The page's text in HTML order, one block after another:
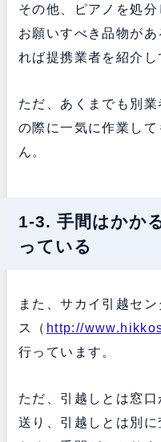
その他、ピアノを処
お願いすべき品物が
れば提携業者を紹介し
ただ、あくまでも別
の際に一気に作業し
ん。
1-3. 手間はかか
っている
また、サカイ引越セ
ス（ http://
行っています。
ただ、引越しとは窓
送り、引越しとは別